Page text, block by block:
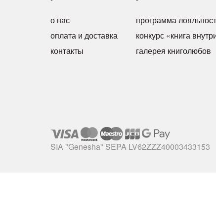
о нас
оплата и доставка
контакты
программа
конкурс «книга
галерея книголюбов
SIA "Genesha" SEPA LV62ZZZ40003433153